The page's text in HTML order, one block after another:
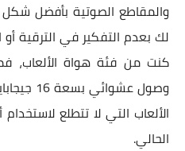
والمقاطع الصوتية بأفضل
لك بعدم التفكير في الترقية أو
كنت من فئة هواة الألعاب،
وصول
الحالي.